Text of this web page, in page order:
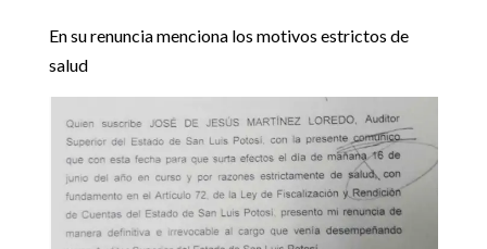
En su renuncia menciona los motivos estrictos de
salud